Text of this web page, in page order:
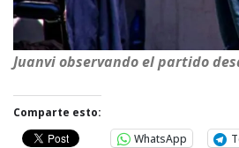
Juanvi observando el partido
Comparte esto:
WhatsApp